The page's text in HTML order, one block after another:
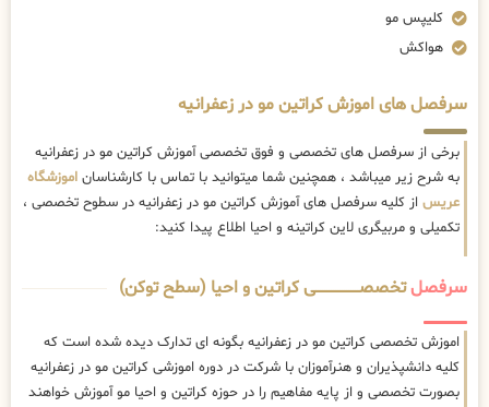
کلیپس مو
هواکش
سرفصل های اموزش کراتین مو در زعفرانیه
برخی از سرفصل های تخصصی و فوق تخصصی آموزش کراتین مو در زعفرانیه
به شرح زیر میباشد ، همچنین شما میتوانید با تماس با کارشناسان اموزشگاه
عریس از کلیه سرفصل های آموزش کراتین مو در زعفرانیه در سطوح تخصصی ،
تکمیلی و مربیگری لاین کراتینه و احیا اطلاع پیدا کنید:
سرفصلتخصصــــــــــــــــــــی کراتین و احیا (سطح توکن)
اموزش تخصصی کراتین مو در زعفرانیه بگونه ای تدارک دیده شده است که
کلیه دانشپذیران و هنرآموزان با شرکت در دوره اموزشی کراتین مو در زعفرانیه
بصورت تخصصی و از پایه مفاهیم را در حوزه کراتین و احیا مو آموزش خواهند